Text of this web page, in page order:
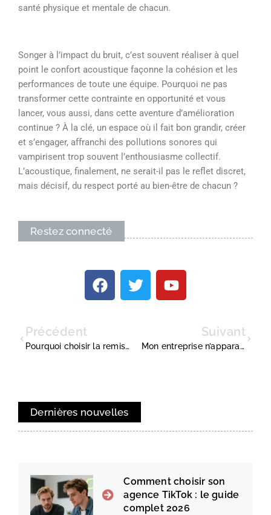
santé physique et mentale de chacun.
Songer à l’impact du bruit, c’est souvent réaliser à quel
point le confort acoustique façonne la cohésion et les
performances de toute une équipe. Pourquoi ne pas
transformer cette contrainte en opportunité et vous
lancer, vous aussi, dans cette aventure d’amélioration
continue ? À la clé, un espace où il fait bon grandir, créer
et s’engager, affranchi des pollutions sonores qui
vampirisent trop souvent l’enthousiasme collectif.
L’acoustique, finalement, ne serait-il pas le reflet discret,
mais décisif, du respect porté au bien-être de chacun ?
Restez connecté
Précédent
Pourquoi choisir la remise en mains propres rassure vos clients et sécurise vos documents
Suivant
Mon entreprise n’apparaît pas sur google : les erreurs invisibles qui freinent votre croissance
Dernières nouvelles
Comment choisir son
agence TikTok : le guide
complet 2026